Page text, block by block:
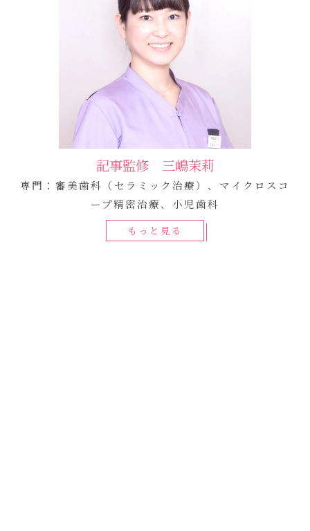
記事監修 三嶋茉莉
専門：審美歯科（セラミック治療）、マイクロスコ
ープ精密治療、小児歯科
もっと見る